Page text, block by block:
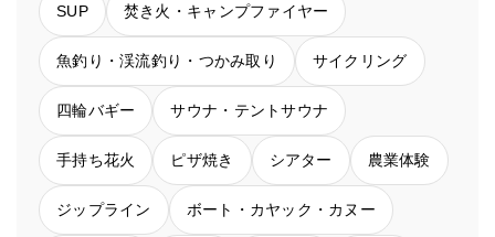
SUP 焚き火・キャンプファイヤー
魚釣り・渓流釣り・つかみ取り サイクリング
四輪バギー サウナ・テントサウナ
手持ち花火 ピザ焼き シアター 農業体験
ジップライン ボート・カヤック・カヌー